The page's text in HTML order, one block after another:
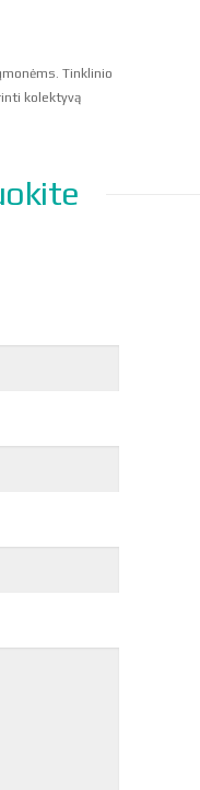
Tinklinio
kolektyvą